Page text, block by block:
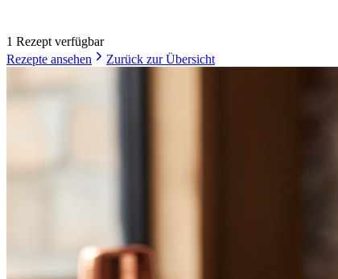
1 Rezept verfügbar
Rezepte ansehen
Zurück zur Übersicht